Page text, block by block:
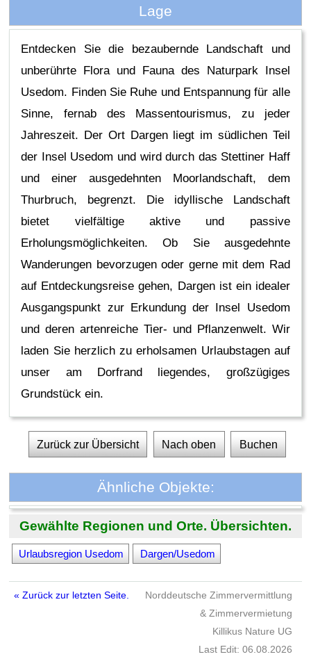
Lage
Entdecken Sie die bezaubernde Landschaft und
unberührte Flora und Fauna des Naturpark Insel
Usedom. Finden Sie Ruhe und Entspannung für alle
Sinne, fernab des Massentourismus, zu jeder
Jahreszeit. Der Ort Dargen liegt im südlichen Teil
der Insel Usedom und wird durch das Stettiner Haff
und einer ausgedehnten Moorlandschaft, dem
Thurbruch, begrenzt. Die idyllische Landschaft
bietet vielfältige aktive und passive
Erholungsmöglichkeiten. Ob Sie ausgedehnte
Wanderungen bevorzugen oder gerne mit dem Rad
auf Entdeckungsreise gehen, Dargen ist ein idealer
Ausgangspunkt zur Erkundung der Insel Usedom
und deren artenreiche Tier- und Pflanzenwelt. Wir
laden Sie herzlich zu erholsamen Urlaubstagen auf
unser am Dorfrand liegendes, großzügiges
Grundstück ein.
Zurück zur Übersicht Nach oben Buchen
Ähnliche Objekte:
Gewählte Regionen und Orte. Übersichten.
Urlaubsregion Usedom Dargen/Usedom
« Zurück zur letzten Seite.
Norddeutsche Zimmervermittlung
& Zimmervermietung
Killikus Nature UG
Last Edit: 06.08.2026